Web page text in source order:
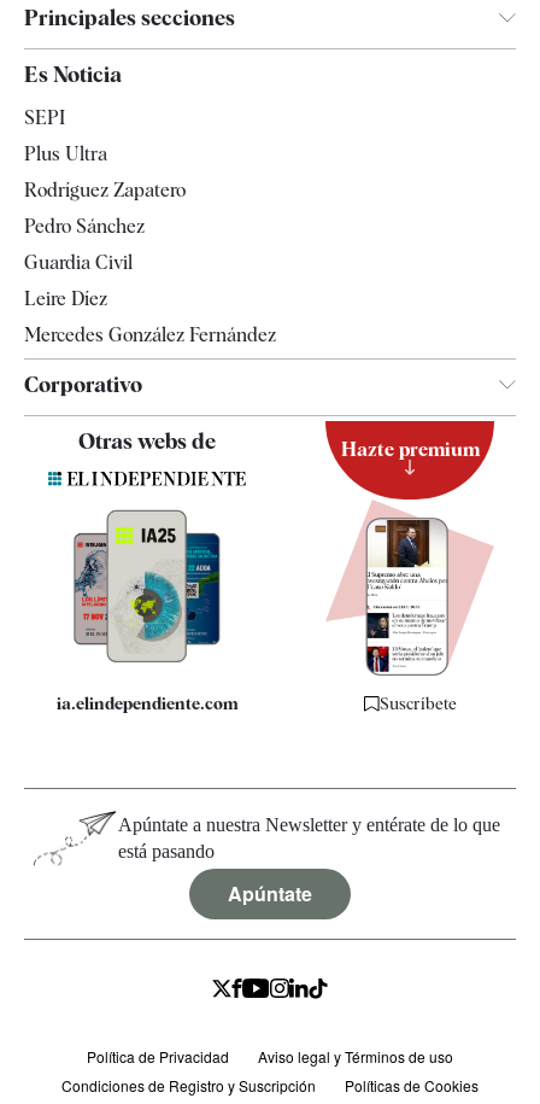
Principales secciones
España
Televisión
Es Noticia
SEPI
Plus Ultra
Rodríguez Zapatero
Pedro Sánchez
Guardia Civil
Leire Díez
Mercedes González Fernández
Corporativo
Contacto
Quiénes somos
Especificaciones
Otras webs de
ia.elindependiente.com
Hazte premium
Suscríbete
Apúntate a nuestra Newsletter y entérate de lo que
está pasando
Apúntate
Política de Privacidad
Aviso legal y Términos de uso
Condiciones de Registro y Suscripción
Políticas de Cookies